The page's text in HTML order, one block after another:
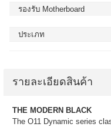
รองรับ Motherboard
ประเภท
รายละเอียดสินค้า
THE MODERN BLACK
The O11 Dynamic series